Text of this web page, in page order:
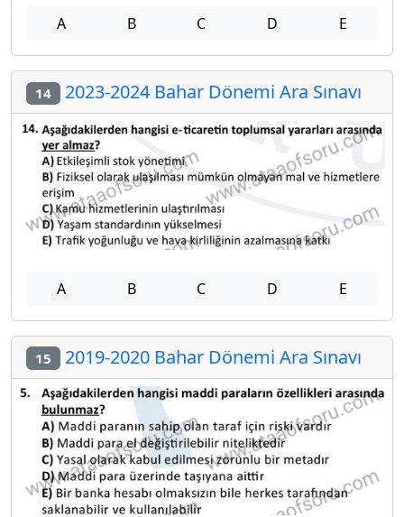
A B C D E
14 2023-2024 Bahar Dönemi Ara Sınavı
A B C D E
15 2019-2020 Bahar Dönemi Ara Sınavı